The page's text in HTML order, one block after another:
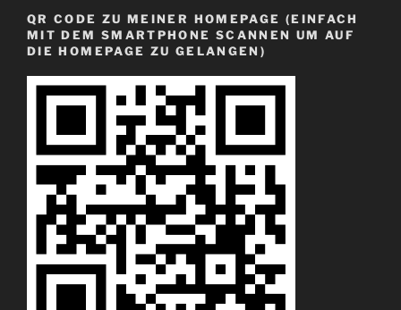
QR CODE ZU MEINER HOMEPAGE (EINFACH
MIT DEM SMARTPHONE SCANNEN UM AUF
DIE HOMEPAGE ZU GELANGEN)